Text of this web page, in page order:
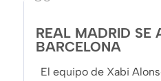
REAL MADRID SE
BARCELONA
El equipo de Xabi